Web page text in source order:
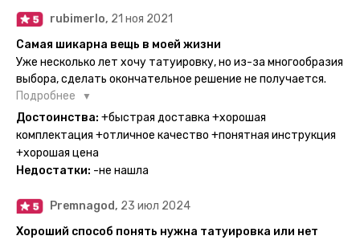
настоящей. Главное, не стараться перевести большую
тату на какой-то маленький участок кожи (например,
запястье) - вследствие чего могут плохо отпечататься
какие-то части рисунка. Но это, скажем так, риски, которые
вы берёте на себя сами ;)
rubimerlo, 21 ноя 2021
Самая шикарна вещь в моей жизни
Уже несколько лет хочу татуировку, но из-за многообразия
выбора, сделать окончательное решение не получается.
Поэтому everink стали для меня настоящей находкой. Как
только тату пришли, я сразу понеслась их забирать. Хочу
отметить, что у everink очень большой выбор мест для
доставки, что значительно упрощает процесс получения
тату. Посылка была упакованна в бумажный плотный
конверт, внутри оказалась ещё одна упаковка с
дизайнерским принтом. Комплектация набора: сами тату,
упакованные в специальные пакетики, салфетки,
инструкция по нанесению. Всё выглядит очень мило. Я уже
Подробнее
Достоинства: +быстрая доставка +хорошая
комплектация +отличное качество +понятная инструкция
+хорошая цена
Недостатки: -не нашла
Premnagod, 23 июл 2024
Хороший способ понять нужна татуировка или нет